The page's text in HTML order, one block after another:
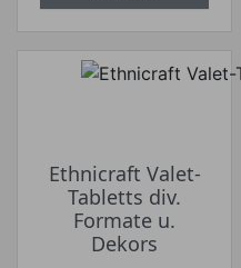
Ethnicraft Valet-
Tabletts div.
Formate u.
Dekors